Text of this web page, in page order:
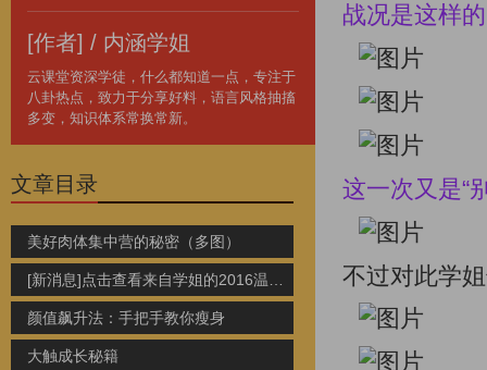
[作者] / 内涵学姐
云课堂资深学徒，什么都知道一点，专注于
八卦热点，致力于分享好料，语言风格抽搐
多变，知识体系常换常新。
文章目录
美好肉体集中营的秘密（多图）
颜值飙升法：手把手教你瘦身
大触成长秘籍
战况是这样
这一次又是“
不过对此学